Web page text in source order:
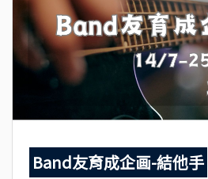
Band友育成企画-結他手